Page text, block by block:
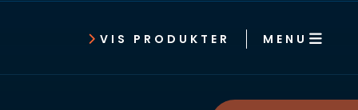
VIS PRODUKTER MENU